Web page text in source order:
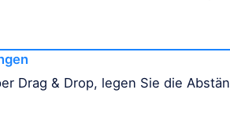
Drag & Drop, legen Sie die